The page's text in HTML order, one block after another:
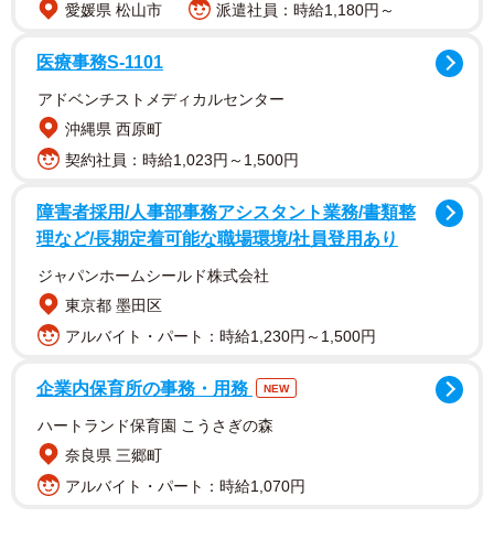
一方で、新規購入者からは「このループは何？」「てっ
ぺんのループ、うっかり切ってしまった」「商品タグと一
いの声も。
同社では「傘に付いているループは、傘を乾かす際など
に引っ掛けたり、カラビナでバッグに引っ掛けたりするこ
とができて便利です。ループは先端に付けることにより、
ください」とアピールしています。
愛用品を末永く使うため…修理サービスも
同社では、同社製品を末永く使うための「修理サービ
愛媛県 松山市
派遣社員：時給1,180円～
医療事務S-1101
アドベンチストメディカルセンター
沖縄県 西原町
契約社員：時給1,023円～1,500円
障害者採用/人事部事務アシスタント業務/書類整
理など/長期定着可能な職場環境/社員登用あり
ジャパンホームシールド株式会社
東京都 墨田区
アルバイト・パート：時給1,230円～1,500円
企業内保育所の事務・用務 NEW
ハートランド保育園 こうさぎの森
奈良県 三郷町
アルバイト・パート：時給1,070円